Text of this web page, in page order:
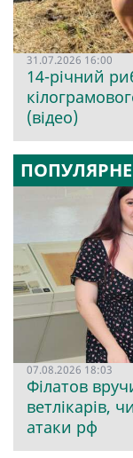
31.07.2026 16:00
14-річний
(відео)
07.08.2026 18:03
Філатов
ветлікарів,
атаки рф